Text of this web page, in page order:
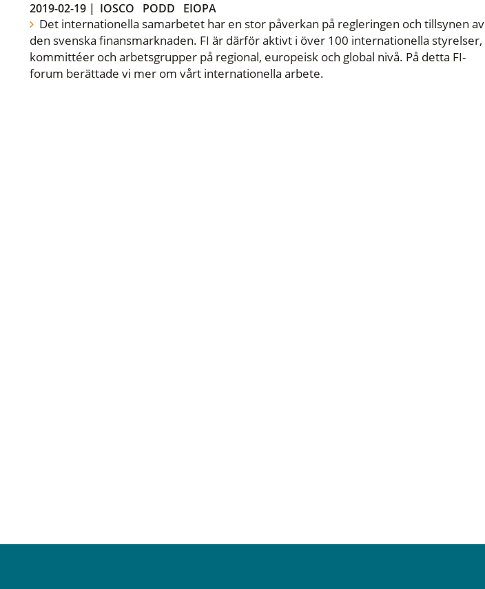
2019-02-19| IOSCO PODD EIOPA
Det internationella samarbetet har en stor påverkan på regleringen och tillsynen av
den svenska finansmarknaden. FI är därför aktivt i över 100 internationella styrelser,
kommittéer och arbetsgrupper på regional, europeisk och global nivå. På detta FI-
forum berättade vi mer om vårt internationella arbete.